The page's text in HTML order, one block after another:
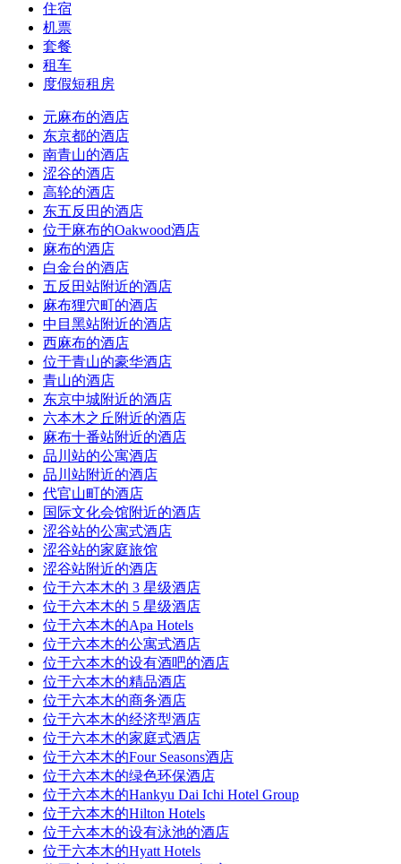
住宿
机票
套餐
租车
度假短租房
元麻布的酒店
东京都的酒店
南青山的酒店
涩谷的酒店
高轮的酒店
东五反田的酒店
位于麻布的Oakwood酒店
麻布的酒店
白金台的酒店
五反田站附近的酒店
麻布狸穴町的酒店
中目黑站附近的酒店
西麻布的酒店
位于青山的豪华酒店
青山的酒店
东京中城附近的酒店
六本木之丘附近的酒店
麻布十番站附近的酒店
品川站的公寓酒店
品川站附近的酒店
代官山町的酒店
国际文化会馆附近的酒店
涩谷站的公寓式酒店
涩谷站的家庭旅馆
涩谷站附近的酒店
位于六本木的 3 星级酒店
位于六本木的 5 星级酒店
位于六本木的Apa Hotels
位于六本木的公寓式酒店
位于六本木的设有酒吧的酒店
位于六本木的精品酒店
位于六本木的商务酒店
位于六本木的经济型酒店
位于六本木的家庭式酒店
位于六本木的Four Seasons酒店
位于六本木的绿色环保酒店
位于六本木的Hankyu Dai Ichi Hotel Group
位于六本木的Hilton Hotels
位于六本木的设有泳池的酒店
位于六本木的Hyatt Hotels